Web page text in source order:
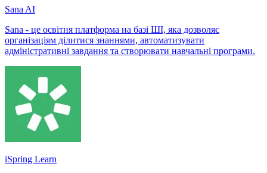
Sana AI
Sana - це освітня платформа на базі ШІ, яка дозволяє
організаціям ділитися знаннями, автоматизувати
адміністративні завдання та створювати навчальні програми.
iSpring Learn